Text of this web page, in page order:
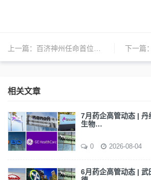
上一篇： 百济神州任命首位全球多元性和健康公平负责人 下一篇：
相关文章
7月药企高管动态 | 丹
生物…
0 2026-08-04
6月药企高管动态 | 武